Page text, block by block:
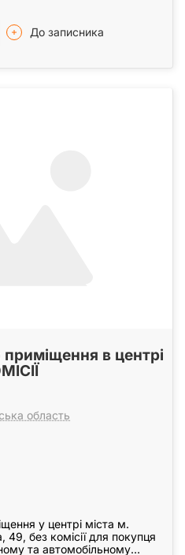
До записника
в центрі
область
у центрі міста м.
без комісії для покупця
та автомобільному